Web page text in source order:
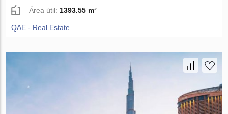
Área útil: 1393.55 m²
QAE - Real Estate